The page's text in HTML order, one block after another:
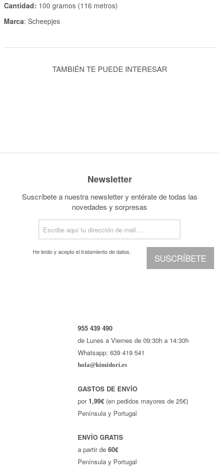
Cantidad: 100 gramos (116 metros)
Marca: Scheepjes
TAMBIÉN TE PUEDE INTERESAR
Newsletter
Suscríbete a nuestra newsletter y entérate de todas las
novedades y sorpresas
SUSCRÍBETE
He leído y acepto eltratamiento de datos.
955 439 490
de Lunes a Viernes de 09:30h a 14:30h
Whatsapp: 639 419 541
hola@kimidori.es
GASTOS DE ENVÍO
por 1,99€ (en pedidos mayores de 25€)
Península y Portugal
ENVÍO GRATIS
a partir de60€
Península y Portugal